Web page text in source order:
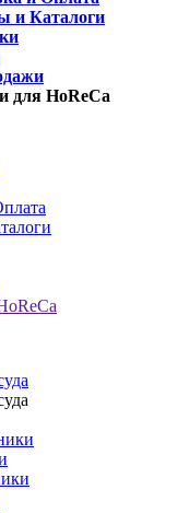
и Каталоги
для HoReCa